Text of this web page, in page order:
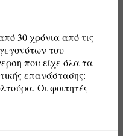
30 χρόνια από τις
του
που είχε όλα τα
επανάστασης:
Οι φοιτητές